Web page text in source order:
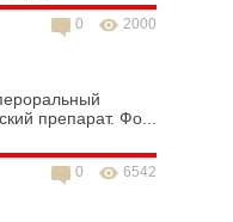
2000
0
препарат. Фо...
6542
0